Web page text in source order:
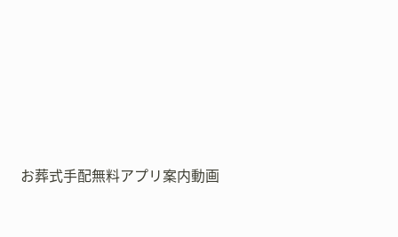
お葬式手配無料アプリ案内動画